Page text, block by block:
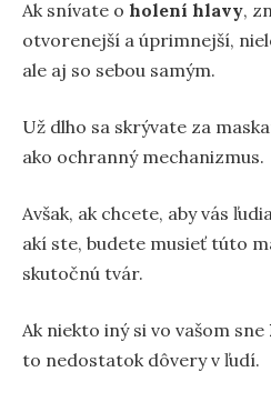
Ak snívate o holení hlavy,
otvorenejší a úprimnejší,
ale aj so sebou samým.
Už dlho sa skrývate za
ako ochranný mechanizmus.
Avšak, ak chcete, aby vás
akí ste, budete musieť túto
skutočnú tvár.
Ak niekto iný si vo vašom sne
to nedostatok dôvery v ľudí.